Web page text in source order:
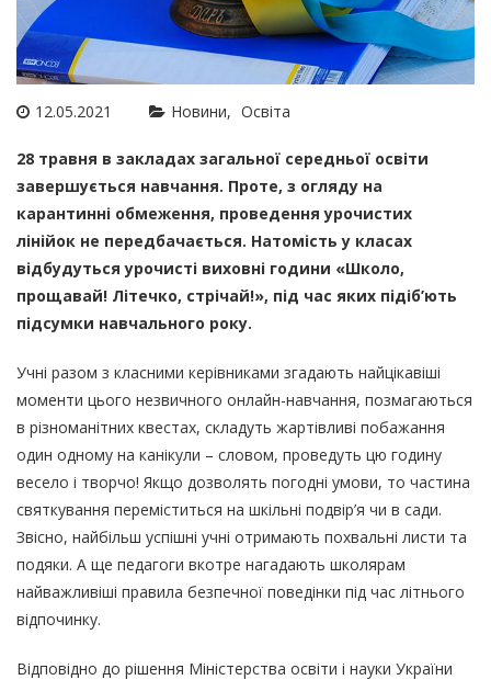
12.05.2021 Новини Освіта
28 травня в закладах загальної середньої освіти
завершується навчання. Проте, з огляду на
карантинні обмеження, проведення урочистих
лінійок не передбачається. Натомість у класах
відбудуться урочисті виховні години «Школо,
прощавай! Літечко, стрічай!», під час яких підіб’ють
підсумки навчального року.
Учні разом з класними керівниками згадають найцікавіші
моменти цього незвичного онлайн-навчання, позмагаються
в різноманітних квестах, складуть жартівливі побажання
один одному на канікули – словом, проведуть цю годину
весело і творчо! Якщо дозволять погодні умови, то частина
святкування переміститься на шкільні подвір’я чи в сади.
Звісно, найбільш успішні учні отримають похвальні листи та
подяки. А ще педагоги вкотре нагадають школярам
найважливіші правила безпечної поведінки під час літнього
відпочинку.
Відповідно до рішення Міністерства освіти і науки України